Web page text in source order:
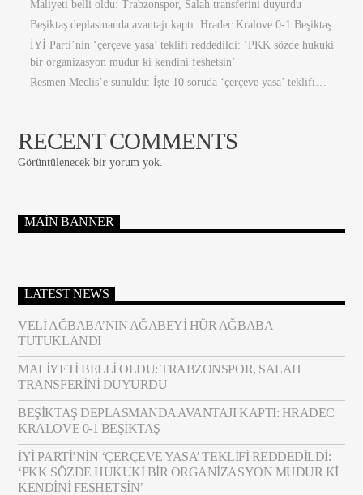
Maliyeti belli oldu: Trabzonspor, Salah transferini duyurdu
Beşiktaş deplasmanda avantajı kaptı: Hradec Kralove 0-1 Beşiktaş
İYİ Parti’nin ‘çerçeve yasa’ teklifi reddedildi: ‘PKK sözde hukuki
bir organizasyon mudur ki kendini feshetsin’
Resmen Meclis’e sunuldu: İşte 10 soruda ‘çerçeve yasa’ teklifi…
RECENT COMMENTS
Görüntülenecek bir yorum yok.
MAIN BANNER
LATEST NEWS
VELI AĞBABA’NIN AĞABEYI HÜR AĞBABA
TUTUKLANDI
MALIYETI BELLI OLDU: TRABZONSPOR, SALAH
TRANSFERINI DUYURDU
BEŞIKTAŞ DEPLASMANDA AVANTAJI KAPTI: HRADEC
KRALOVE 0-1 BEŞIKTAŞ
İYİ PARTI’NIN ‘ÇERÇEVE YASA’ TEKLIFI REDDEDILDI:
‘PKK SÖZDE HUKUKI BIR ORGANIZASYON MUDUR KI
KENDINI FESHETSIN’